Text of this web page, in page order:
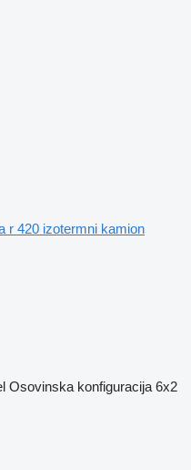
r 420 izotermni kamion
Osovinska konfiguracija 6x2